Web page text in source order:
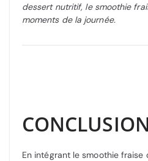
dessert nutritif, le smoothie
moments de la journée.
En intégrant le smoothie fraise